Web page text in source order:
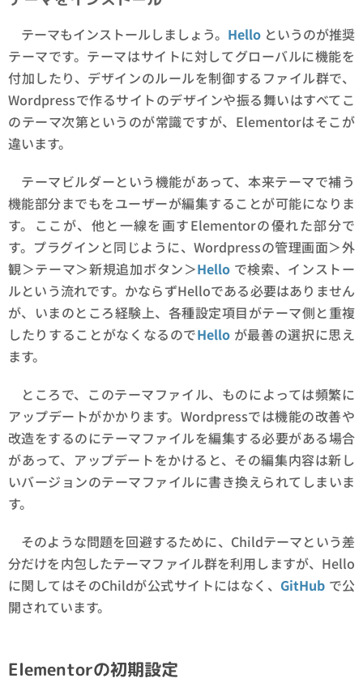
テーマもインストールしましょう。 Hello というのが推奨
テーマです。テーマはサイトに対してグローバルに機能を
付加したり、デザインのルールを制御するファイル群で、
Wordpressで作るサイトのデザインや振る舞いはすべてこ
のテーマ次第というのが常識ですが、Elementorはそこが
違います。
テーマビルダーという機能があって、本来テーマで補う
機能部分までもをユーザーが編集することが可能になりま
す。ここが、他と一線を画すElementorの優れた部分で
す。プラグインと同じように、Wordpressの管理画面＞外
観＞テーマ＞新規追加ボタン＞Helloで検索、インストー
ルという流れです。かならずHelloである必要はありません
が、いまのところ経験上、各種設定項目がテーマ側と重複
したりすることがなくなるのでHello が最善の選択に思え
ます。
ところで、このテーマファイル、ものによっては頻繁に
アップデートがかかります。Wordpressでは機能の改善や
改造をするのにテーマファイルを編集する必要がある場合
があって、アップデートをかけると、その編集内容は新し
いバージョンのテーマファイルに書き換えられてしまいま
す。
そのような問題を回避するために、Childテーマという差
分だけを内包したテーマファイル群を利用しますが、Hello
に関してはそのChildが公式サイトにはなく、 GitHub で公
開されています。
Elementorの初期設定